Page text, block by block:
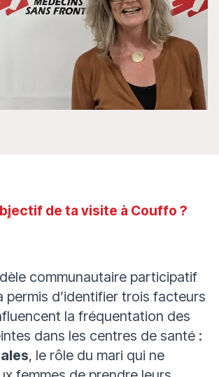
de ta visite à Couffo ?
communautaire participatif
permis d’identifier trois facteurs
la fréquentation des
dans les centres de santé :
, le rôle du mari qui ne